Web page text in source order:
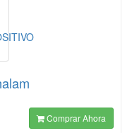
Comprar Ahora